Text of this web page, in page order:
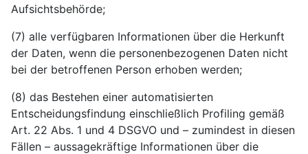
Aufsichtsbehörde;
(7) alle verfügbaren Informationen über die Herkunft
der Daten, wenn die personenbezogenen Daten nicht
bei der betroffenen Person erhoben werden;
(8) das Bestehen einer automatisierten
Entscheidungsfindung einschließlich Profiling gemäß
Art. 22 Abs. 1 und 4 DSGVO und – zumindest in diesen
Fällen – aussagekräftige Informationen über die